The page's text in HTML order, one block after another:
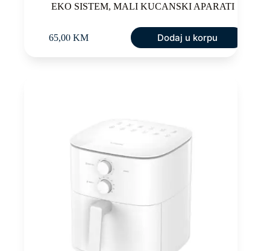
EKO SISTEM,MALI KUCANSKI APARATI
65,00 KM Dodaj u korpu